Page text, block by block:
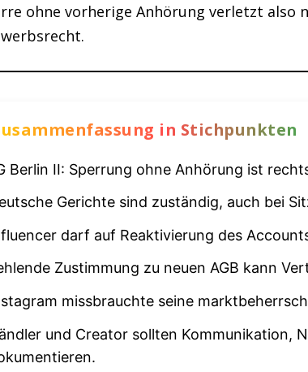
ohne vorherige Anhörung verletzt
in Stichpunkten
Berlin II: Sperrung ohne Anhörung ist
Gerichte sind zuständig, auch bei
darf auf Reaktivierung des
Zustimmung zu neuen AGB kann
missbrauchte seine
und Creator sollten Kommunikation,